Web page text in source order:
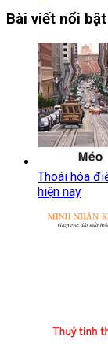
Bài viết nổi bật
Thoái hóa
hiện nay